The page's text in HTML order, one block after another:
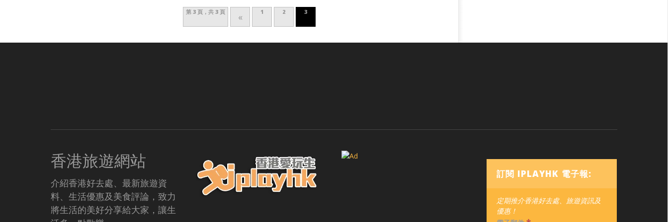
第 3 頁，共 3 頁 « 1 2 3
香港旅遊網站
介紹香港好去處、最新旅遊資
料、生活優惠及美食評論，致力
將生活的美好分享給大家，讓生
訂閱 IPLAYHK 電子報:
定期推介香港好去處、旅遊資訊及
優惠！